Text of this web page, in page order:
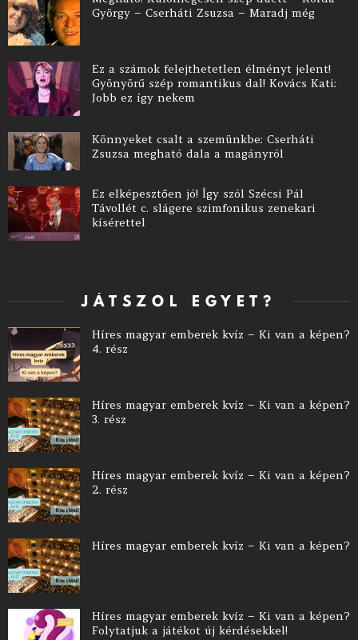
György – Cserháti Zsuzsa – Maradj még
Ez a számok felejthetetlen élményt jelent!
Gyönyörű szép romantikus dal! Kovács Kati:
Jobb ez így nekem
Könnyeket csalt a szemünkbe: Cserháti
Zsuzsa megható dala a magányról
Ez elképesztően jó! Így szól Szécsi Pál
Távollét c. slágere szimfonikus zenekari
kísérettel
JÁTSZOL EGYET?
Híres magyar emberek kvíz – Ki van a képen?
4. rész
Híres magyar emberek kvíz – Ki van a képen?
3. rész
Híres magyar emberek kvíz – Ki van a képen?
2. rész
Híres magyar emberek kvíz – Ki van a képen?
Híres magyar emberek kvíz – Ki van a képen?
Folytatjuk a játékot új kérdésekkel!